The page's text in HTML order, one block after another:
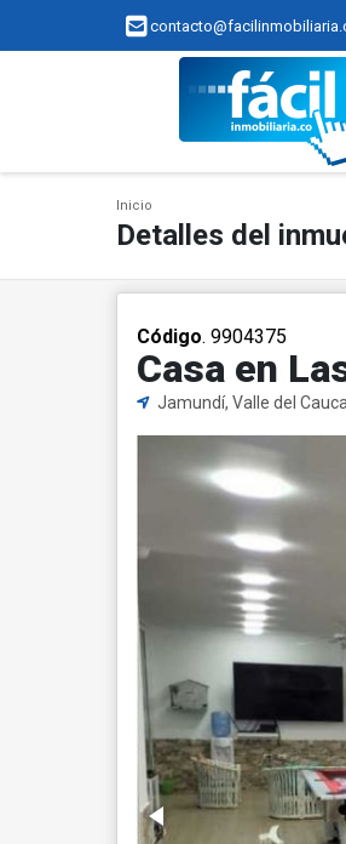
Inicio
Detalles del
Código. 9904375
Casa en
Jamundí, Valle del